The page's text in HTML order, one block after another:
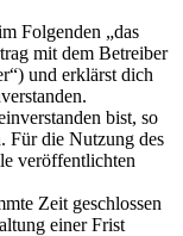
Folgenden „das
mit dem Betreiber
und erklärst dich
bist, so
Für die Nutzung des
veröffentlichten
Zeit geschlossen
einer Frist